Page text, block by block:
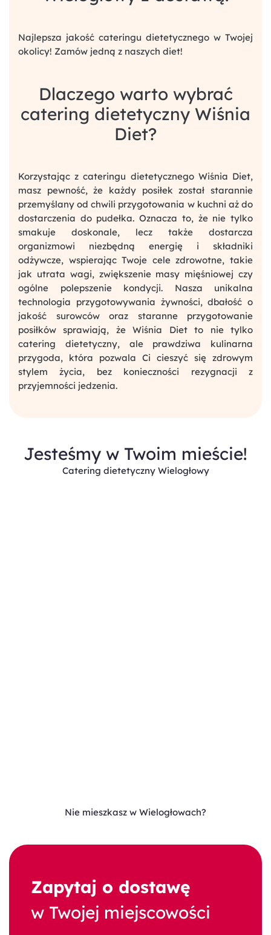
Najlepsza jakość cateringu dietetycznego w Twojej
okolicy! Zamów jedną z naszych diet!
Dlaczego warto wybrać
catering dietetyczny Wiśnia
Diet?
Korzystając z cateringu dietetycznego Wiśnia Diet,
masz pewność, że każdy posiłek został starannie
przemyślany od chwili przygotowania w kuchni aż do
dostarczenia do pudełka. Oznacza to, że nie tylko
smakuje doskonale, lecz także dostarcza
organizmowi niezbędną energię i składniki
odżywcze, wspierając Twoje cele zdrowotne, takie
jak utrata wagi, zwiększenie masy mięśniowej czy
ogólne polepszenie kondycji. Nasza unikalna
technologia przygotowywania żywności, dbałość o
jakość surowców oraz staranne przygotowanie
posiłków sprawiają, że Wiśnia Diet to nie tylko
catering dietetyczny, ale prawdziwa kulinarna
przygoda, która pozwala Ci cieszyć się zdrowym
stylem życia, bez konieczności rezygnacji z
przyjemności jedzenia.
Jesteśmy w Twoim mieście!
Catering dietetyczny Wielogłowy
Nie mieszkasz w Wielogłowach?
Zapytaj o dostawę
w Twojej miejscowości